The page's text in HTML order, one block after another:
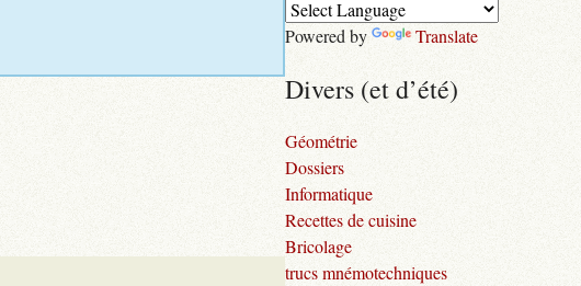
Powered by Translate
Divers (et d’été)
Géométrie
Dossiers
Informatique
Recettes de cuisine
Bricolage
trucs mnémotechniques